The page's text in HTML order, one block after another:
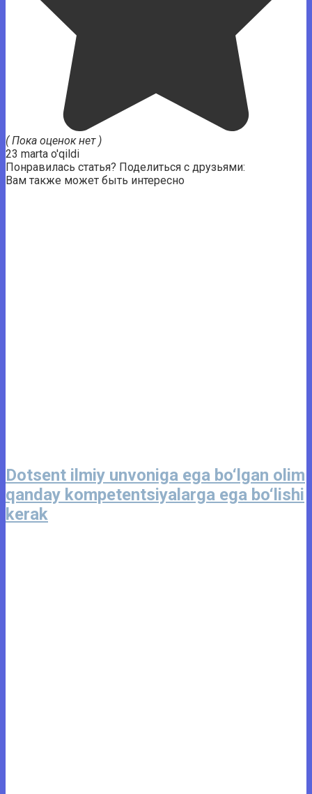
( Пока оценок нет )
23 marta o'qildi
Понравилась статья? Поделиться с друзьями:
Вам также может быть интересно
Dotsent ilmiy unvoniga ega bo‘lgan olim
qanday kompetentsiyalarga ega bo‘lishi
kerak